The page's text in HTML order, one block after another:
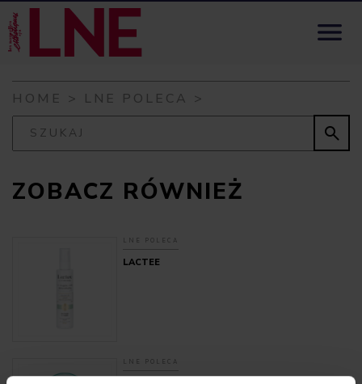
Skip to content

HOME > LNE POLECA >

ZOBACZ RÓWNIEŻ
LNE POLECA
LACTEE
LNE POLECA